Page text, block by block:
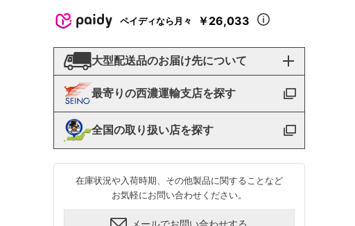
ペイディなら月々 ￥26,033
大型配送品のお届け先について
最寄りの西濃運輸支店を探す
全国の取り扱い店を探す
在庫状況や入荷時期、その他製品に関することなど
お気軽にお問い合わせください。
メールでお問い合わせする